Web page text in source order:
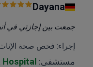
Dayana
جمعت بين إجازتي في
إجراء: فحص صحة
مستشفى: Hospital